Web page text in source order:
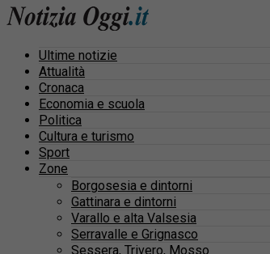
Ultime notizie
Attualità
Cronaca
Economia e scuola
Politica
Cultura e turismo
Sport
Zone
Borgosesia e dintorni
Gattinara e dintorni
Varallo e alta Valsesia
Serravalle e Grignasco
Sessera, Trivero, Mosso